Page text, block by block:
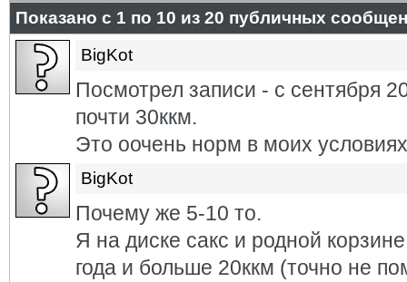
Показано с 1 по 10 из 20 публичных
BigKot
Посмотрел записи - с сентября
почти 30ккм.
Это оочень норм в моих
BigKot
Почему же 5-10 то.
Я на диске сакс и родной
года и больше 20ккм (точно не